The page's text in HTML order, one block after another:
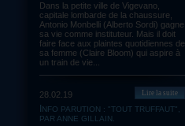
Dans la petite ville de Vigevano,
capitale lombarde de la chaussure,
Antonio Monbelli (Alberto Sordi) gagne
sa vie comme instituteur. Mais il doit
faire face aux plaintes quotidiennes de
sa femme (Claire Bloom) qui aspire à
un train de vie...
28.02.19
PAR ANNE GILLAIN.
Lire la suite